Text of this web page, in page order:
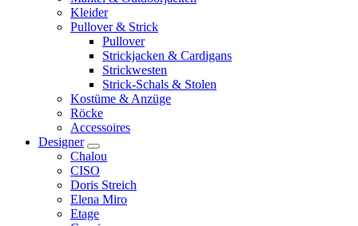
Kleider
Pullover & Strick
Pullover
Strickjacken & Cardigans
Strickwesten
Strick-Schals & Stolen
Kostüme & Anzüge
Röcke
Accessoires
Designer
Chalou
CISO
Doris Streich
Elena Miro
Etage